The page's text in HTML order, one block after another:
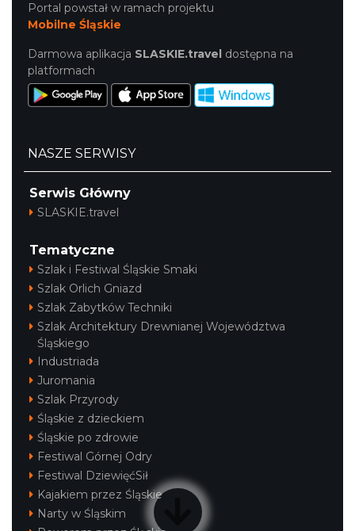
Portal powstał w ramach projektu
Mobilne Śląskie
Darmowa aplikacja SLASKIE.travel dostępna na
platformach
NASZE SERWISY
Serwis Główny
SLASKIE.travel
Tematyczne
Szlak i Festiwal Śląskie Smaki
Szlak Orlich Gniazd
Szlak Zabytków Techniki
Szlak Architektury Drewnianej Województwa
Śląskiego
Industriada
Juromania
Szlak Przyrody
Śląskie z dzieckiem
Śląskie po zdrowie
Festiwal Górnej Odry
Festiwal DziewięćSił
Kajakiem przez Śląskie
Narty w Śląskim